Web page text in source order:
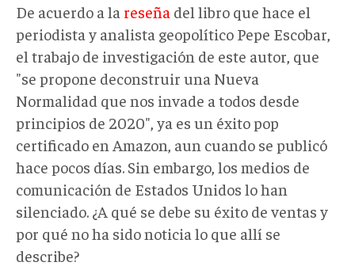
De acuerdo a la reseña del libro que hace el
periodista y analista geopolítico Pepe Escobar,
el trabajo de investigación de este autor, que
"se propone deconstruir una Nueva
Normalidad que nos invade a todos desde
principios de 2020", ya es un éxito pop
certificado en Amazon, aun cuando se publicó
hace pocos días. Sin embargo, los medios de
comunicación de Estados Unidos lo han
silenciado. ¿A qué se debe su éxito de ventas y
por qué no ha sido noticia lo que allí se
describe?